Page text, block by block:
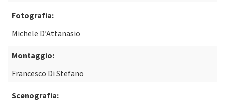
Fotografia:
Michele D’Attanasio
Montaggio:
Francesco Di Stefano
Scenografia: